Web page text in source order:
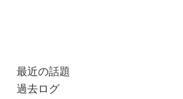
最近の話題
過去ログ